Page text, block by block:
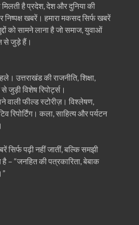
है प्रदेश, देश और दुनिया की
खबरें। हमारा मकसद सिर्फ खबरें
को सामने लाना है जो समाज, युवाओं
से जुड़े हैं।
उत्तराखंड की राजनीति, शिक्षा,
जुड़ी विशेष रिपोर्ट्स।
वाली फील्ड स्टोरीज़। विश्लेषण,
रिपोर्टिंग। कला, साहित्य और पर्यटन
सिर्फ पढ़ी नहीं जातीं, बल्कि समझी
है – “जनहित की पत्रकारिता, बेबाक